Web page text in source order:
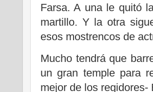
Farsa. A una le quitó
martillo. Y la otra
esos mostrencos de
Mucho tendrá que
un gran temple para
mejor de los